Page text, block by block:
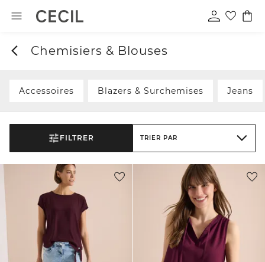
Chemisiers & Blouses
Accessoires Blazers & Surchemises Jeans
FILTRER TRIER PAR